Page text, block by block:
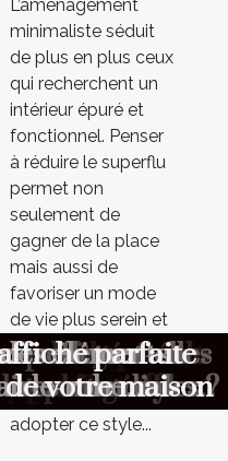
: quelles
au
:
parfois mieux
L’aménagement
minimaliste séduit
de plus en plus ceux
qui recherchent un
intérieur épuré et
fonctionnel. Penser
à réduire le superflu
permet non
seulement de
gagner de la place
mais aussi de
favoriser un mode
de vie plus serein et
harmonieux.
Découvrez dans cet
article pourquoi
adopter ce style...
à votre
photobooth
cadeau parfait
proches ?
une chasse au
enfants ?
la longévité de
plongée ?
parfum
votre style
reflètent-elles
mondiales ?
éléments
robe
parfaite
votre maison